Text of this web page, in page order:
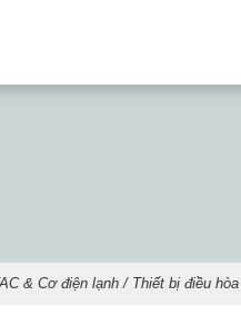
& Cơ điện lạnh / Thiết bị điều hòa